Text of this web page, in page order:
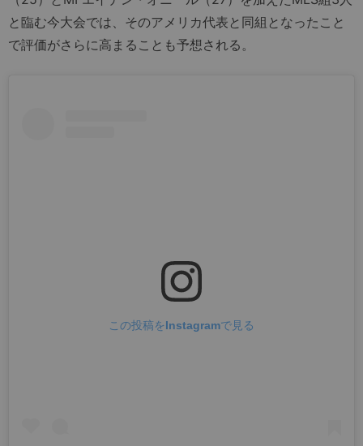
と臨む今大会では、そのアメリカ代表と同組となったこと
で評価がさらに高まることも予想される。
この投稿をInstagramで見る